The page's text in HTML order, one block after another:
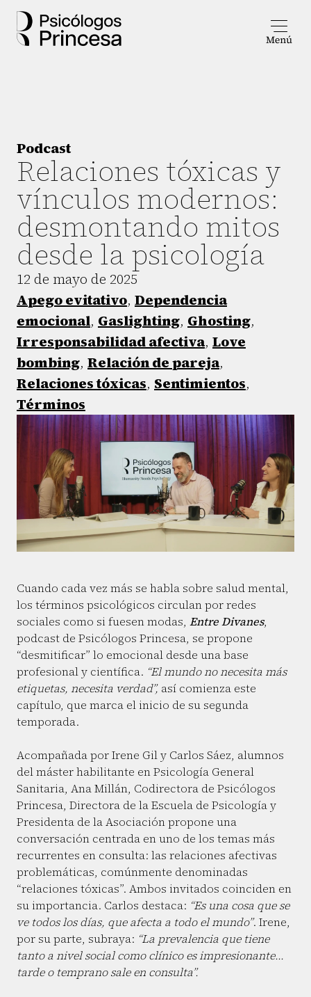
Podcast
Relaciones tóxicas y
vínculos modernos:
desmontando mitos
desde la psicología
12 de mayo de 2025
Apego evitativo, Dependencia
emocional, Gaslighting, Ghosting,
Irresponsabilidad afectiva, Love
bombing, Relación de pareja,
Relaciones tóxicas, Sentimientos,
Términos
Cuando cada vez más se habla sobre salud mental,
los términos psicológicos circulan por redes
sociales como si fuesen modas, Entre Divanes,
podcast de Psicólogos Princesa, se propone
“desmitificar” lo emocional desde una base
profesional y científica. “El mundo no necesita más
etiquetas, necesita verdad”, así comienza este
capítulo, que marca el inicio de su segunda
temporada.
Acompañada por Irene Gil y Carlos Sáez, alumnos
del máster habilitante en Psicología General
Sanitaria, Ana Millán, Codirectora de Psicólogos
Princesa, Directora de la Escuela de Psicología y
Presidenta de la Asociación propone una
conversación centrada en uno de los temas más
recurrentes en consulta: las relaciones afectivas
problemáticas, comúnmente denominadas
“relaciones tóxicas”. Ambos invitados coinciden en
su importancia. Carlos destaca: “Es una cosa que se
ve todos los días, que afecta a todo el mundo”. Irene,
por su parte, subraya: “La prevalencia que tiene
tanto a nivel social como clínico es impresionante...
tarde o temprano sale en consulta”.